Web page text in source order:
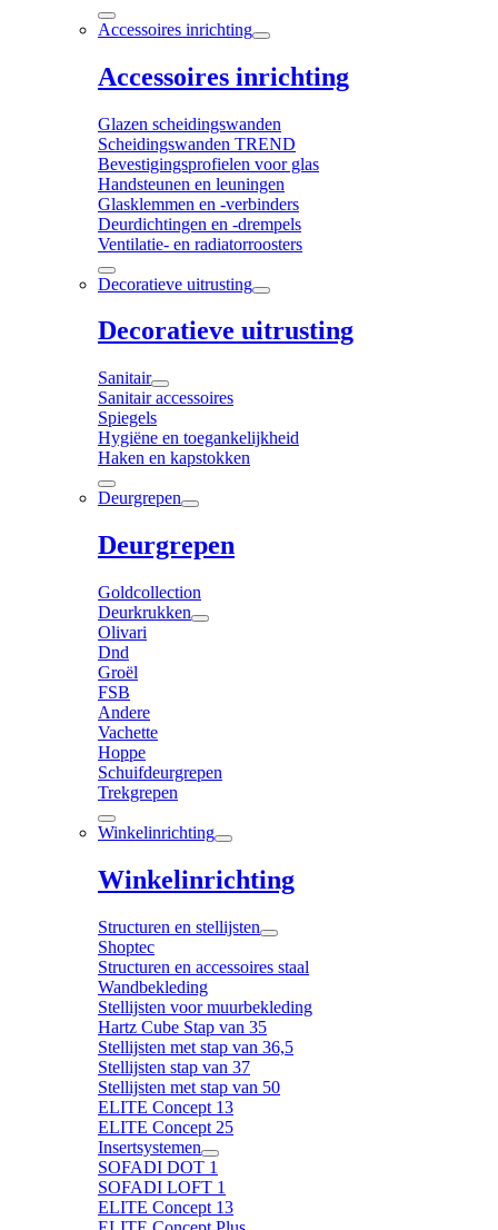
Accessoires inrichting
Accessoires inrichting
Glazen scheidingswanden
Scheidingswanden TREND
Bevestigingsprofielen voor glas
Handsteunen en leuningen
Glasklemmen en -verbinders
Deurdichtingen en -drempels
Ventilatie- en radiatorroosters
Decoratieve uitrusting
Decoratieve uitrusting
Sanitair
Sanitair accessoires
Spiegels
Hygiëne en toegankelijkheid
Haken en kapstokken
Deurgrepen
Deurgrepen
Goldcollection
Deurkrukken
Olivari
Dnd
Groël
FSB
Andere
Vachette
Hoppe
Schuifdeurgrepen
Trekgrepen
Winkelinrichting
Winkelinrichting
Structuren en stellijsten
Shoptec
Structuren en accessoires staal
Wandbekleding
Stellijsten voor muurbekleding
Hartz Cube Stap van 35
Stellijsten met stap van 36,5
Stellijsten stap van 37
Stellijsten met stap van 50
ELITE Concept 13
ELITE Concept 25
Insertsystemen
SOFADI DOT 1
SOFADI LOFT 1
ELITE Concept 13